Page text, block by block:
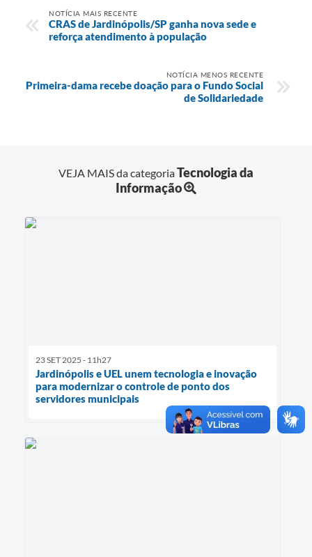
NOTÍCIA MAIS RECENTE
CRAS de Jardinópolis/SP ganha nova sede e
reforça atendimento à população
NOTÍCIA MENOS RECENTE
Primeira-dama recebe doação para o Fundo Social
de Solidariedade
VEJA MAIS da categoriaTecnologia da
Informação
23 SET 2025 - 11h27
Jardinópolis e UEL unem tecnologia e inovação
para modernizar o controle de ponto dos
servidores municipais